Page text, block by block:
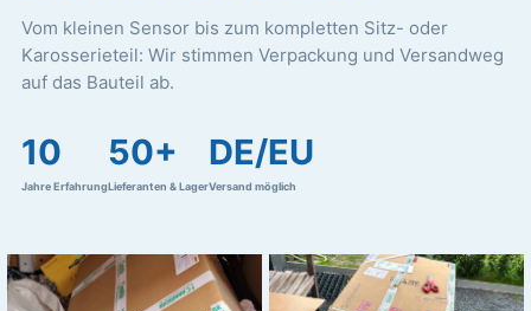
Vom kleinen Sensor bis zum kompletten Sitz- oder
Karosserieteil: Wir stimmen Verpackung und Versandweg
auf das Bauteil ab.
10
Jahre Erfahrung
50+
Lieferanten & Lager
DE/EU
Versand möglich